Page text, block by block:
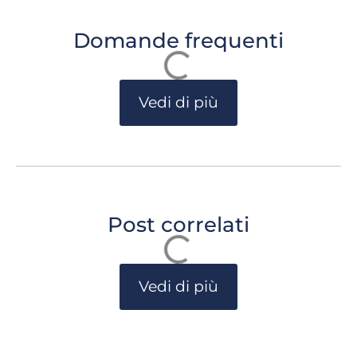
Domande frequenti
Vedi di più
Post correlati
Vedi di più